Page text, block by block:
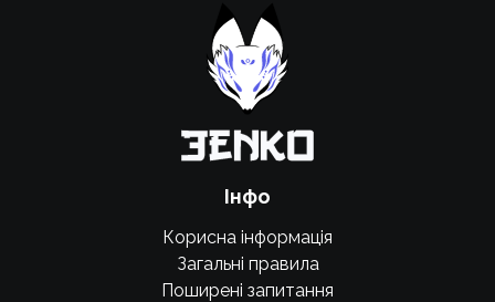
крутих нововведень
Підтримати проєкт
Інфо
Корисна інформація
Загальні правила
Поширені запитання